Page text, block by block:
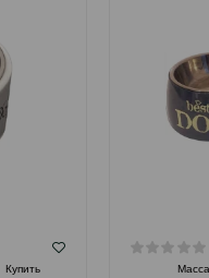
Купить
Масса